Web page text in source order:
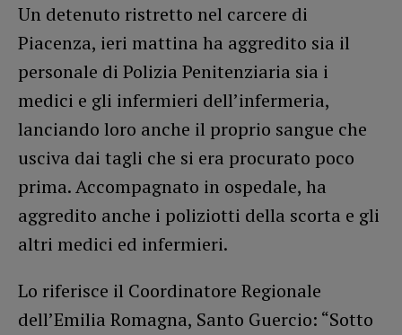
Un detenuto ristretto nel carcere di
Piacenza, ieri mattina ha aggredito sia il
personale di Polizia Penitenziaria sia i
medici e gli infermieri dell’infermeria,
lanciando loro anche il proprio sangue che
usciva dai tagli che si era procurato poco
prima. Accompagnato in ospedale, ha
aggredito anche i poliziotti della scorta e gli
altri medici ed infermieri.
Lo riferisce il Coordinatore Regionale
dell’Emilia Romagna, Santo Guercio: “Sotto